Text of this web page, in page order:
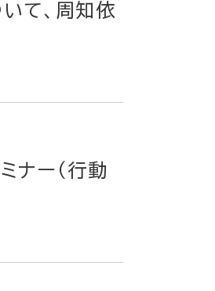
て、周知依
ナー（行動